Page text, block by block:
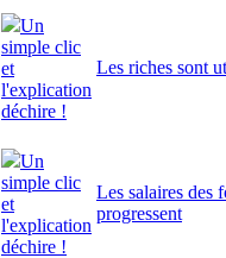
Un
simple clic
et
l'explication
déchire !
Les riches sont
Un
simple clic
et
l'explication
déchire !
Les salaires des
progressent